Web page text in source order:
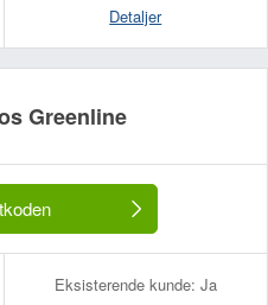
Detaljer
Greenline
Eksisterende kunde: Ja